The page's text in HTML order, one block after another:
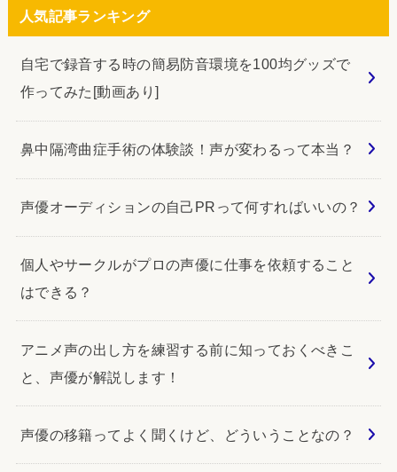
人気記事ランキング
自宅で録音する時の簡易防音環境を100均グッズで
作ってみた[動画あり]
鼻中隔湾曲症手術の体験談！声が変わるって本当？
声優オーディションの自己PRって何すればいいの？
個人やサークルがプロの声優に仕事を依頼すること
はできる？
アニメ声の出し方を練習する前に知っておくべきこ
と、声優が解説します！
声優の移籍ってよく聞くけど、どういうことなの？